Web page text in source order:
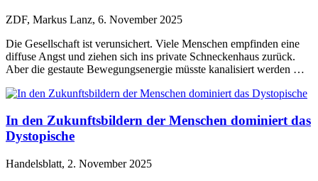
ZDF, Markus Lanz, 6. November 2025
Die Gesellschaft ist verunsichert. Viele Menschen empfinden eine
diffuse Angst und ziehen sich ins private Schneckenhaus zurück.
Aber die gestaute Bewegungsenergie müsste kanalisiert werden …
In den Zukunftsbildern der Menschen dominiert das
Dystopische
Handelsblatt, 2. November 2025